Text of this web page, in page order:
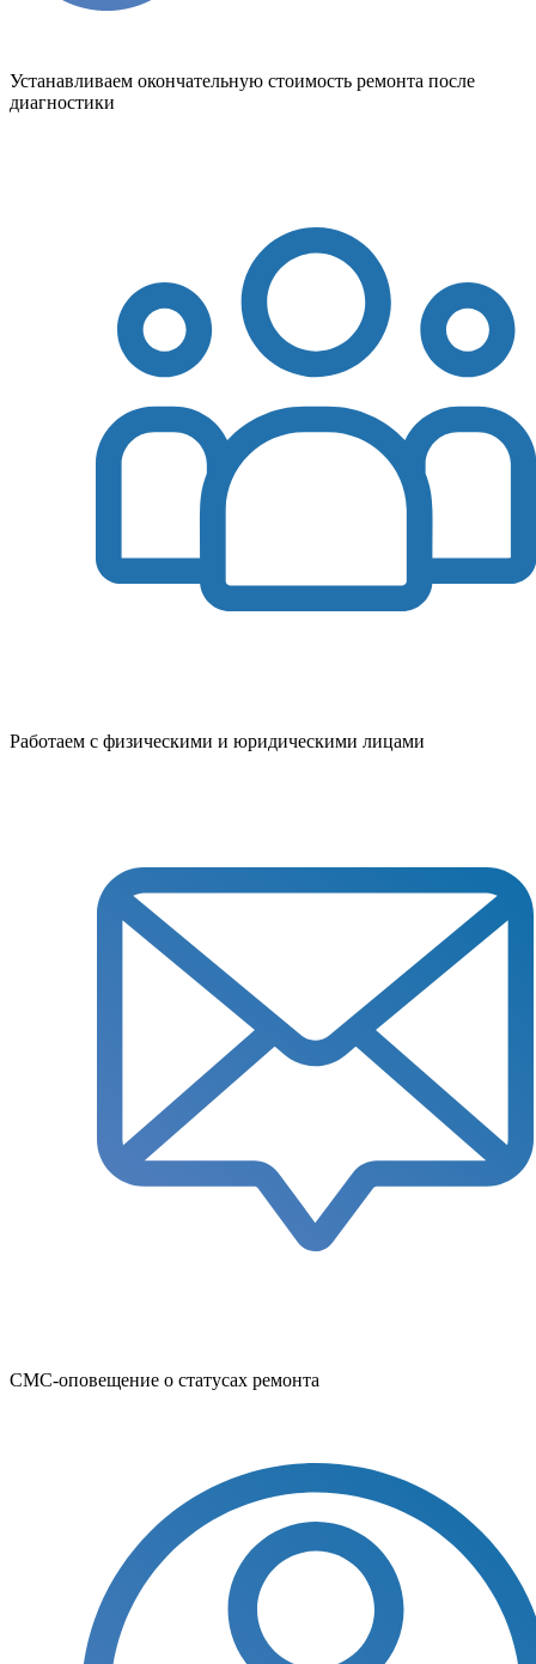
Устанавливаем окончательную стоимость ремонта после
диагностики
Работаем с физическими и юридическими лицами
СМС-оповещение о статусах ремонта